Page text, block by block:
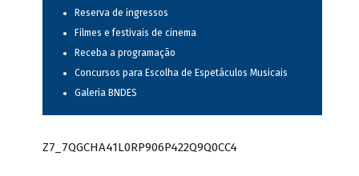
Reserva de ingressos
Filmes e festivais de cinema
Receba a programação
Concursos para Escolha de Espetáculos Musicais
Galeria BNDES
Z7_7QGCHA41L0RP906P422Q9Q0CC4